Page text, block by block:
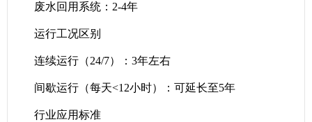
废水回用系统：2-4年
运行工况区别
连续运行（24/7）：3年左右
间歇运行（每天<12小时）：可延长至5年
行业应用标准